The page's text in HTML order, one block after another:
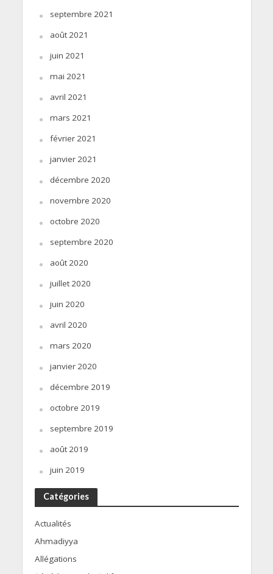
septembre 2021
août 2021
juin 2021
mai 2021
avril 2021
mars 2021
février 2021
janvier 2021
décembre 2020
novembre 2020
octobre 2020
septembre 2020
août 2020
juillet 2020
juin 2020
avril 2020
mars 2020
janvier 2020
décembre 2019
octobre 2019
septembre 2019
août 2019
juin 2019
Catégories
Actualités
Ahmadiyya
Allégations